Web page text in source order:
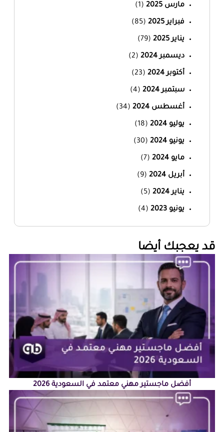
مارس 2025 (1)
فبراير 2025 (85)
يناير 2025 (79)
ديسمبر 2024 (2)
أكتوبر 2024 (23)
سبتمبر 2024 (4)
أغسطس 2024 (34)
يوليو 2024 (18)
يونيو 2024 (30)
مايو 2024 (7)
أبريل 2024 (9)
يناير 2024 (5)
يونيو 2023 (4)
‏قد يعجبك أيضا‏
أفضل ماجستير مهني معتمد في السعودية 2026